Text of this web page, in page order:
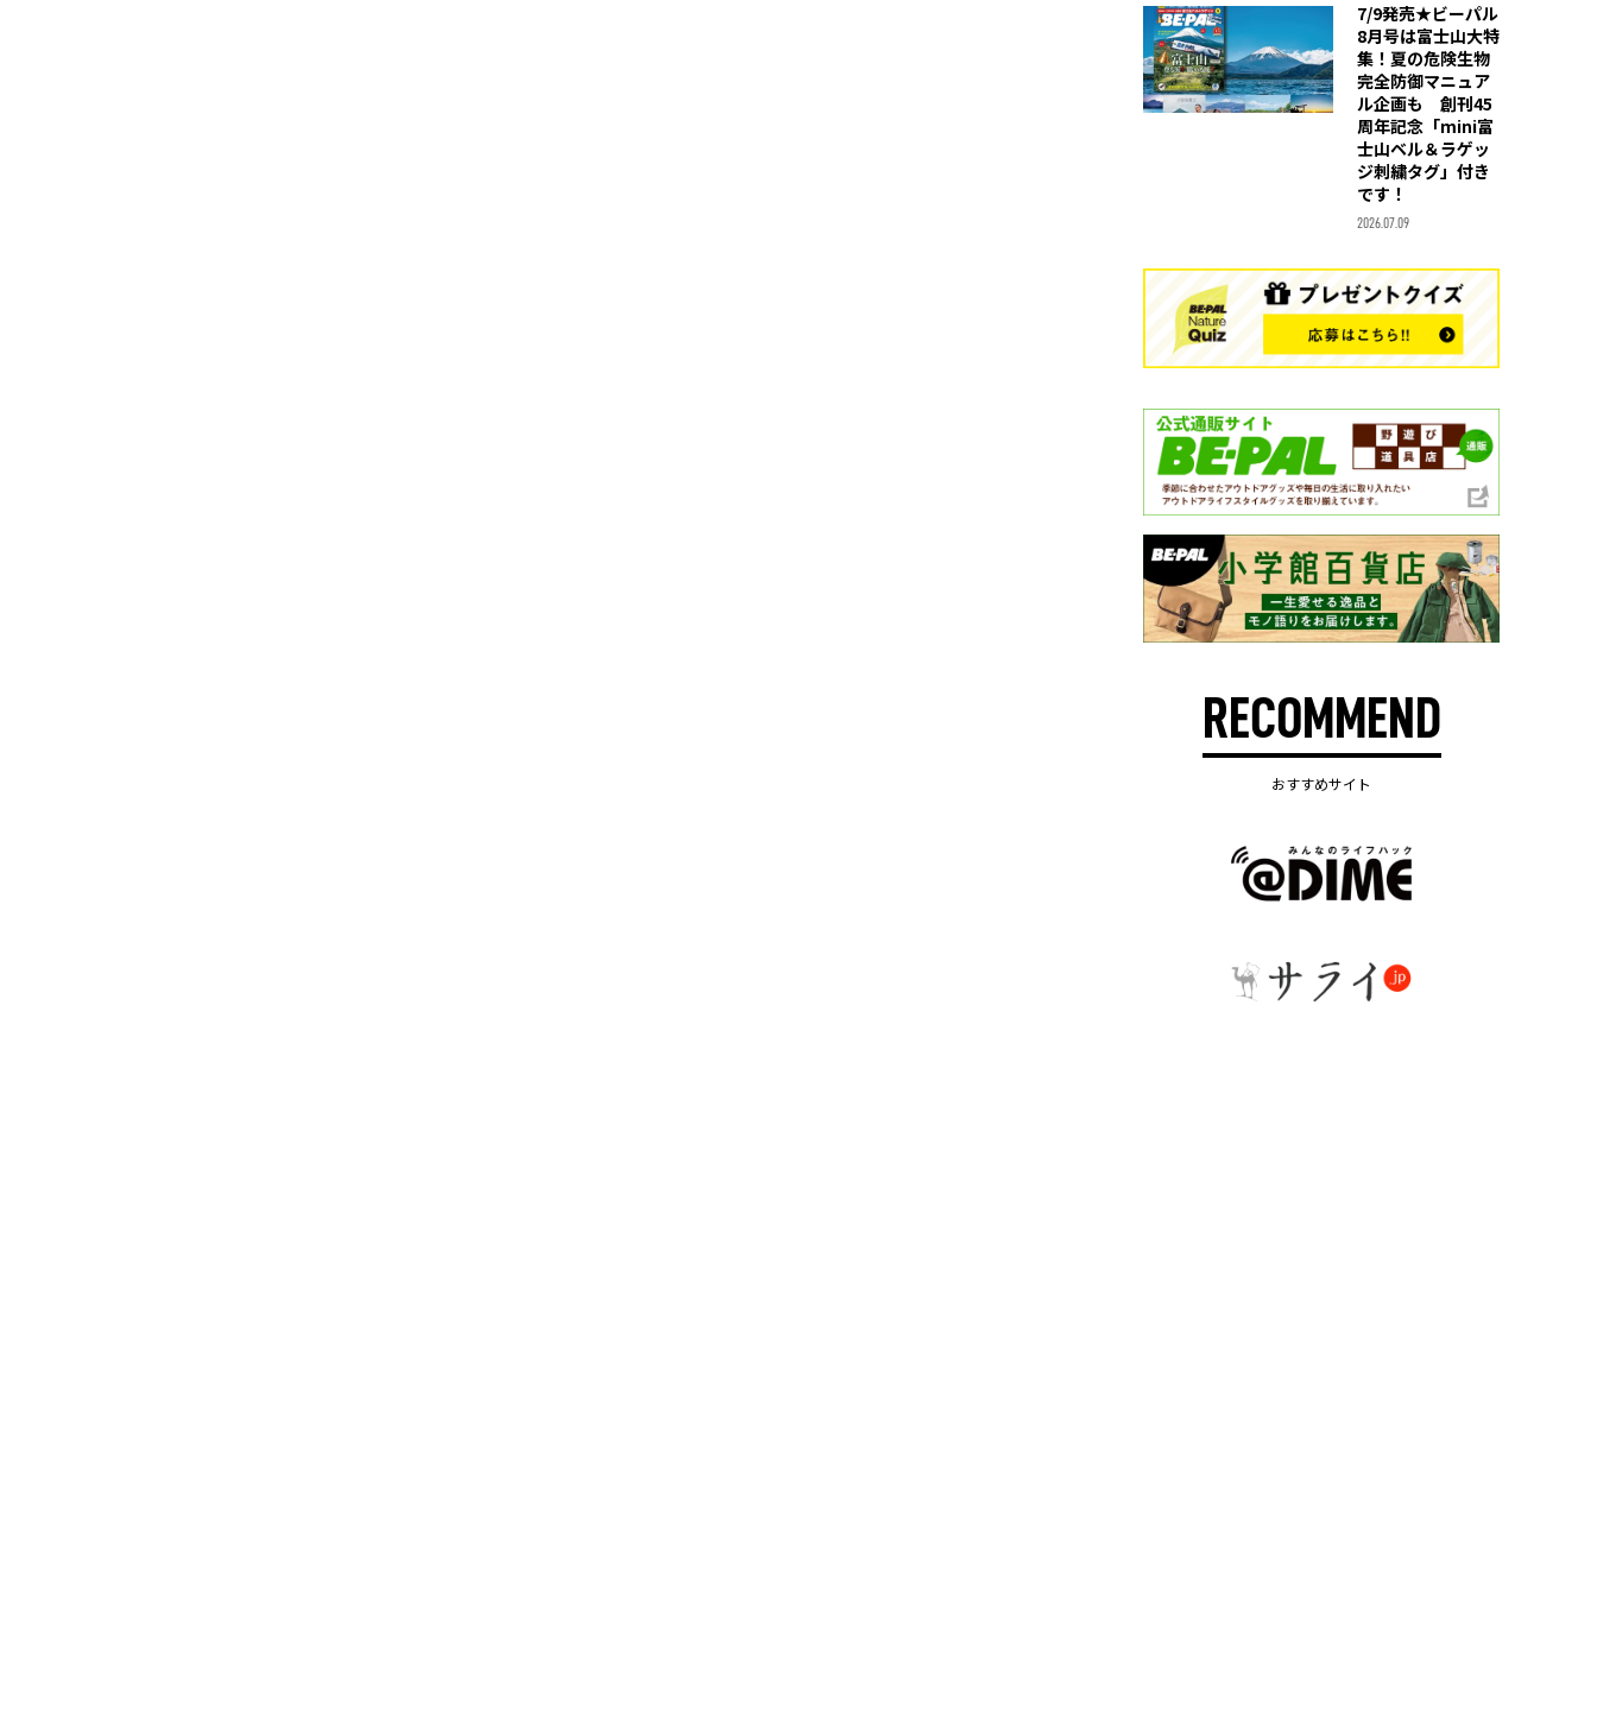
7/9発売★ビーパル
8月号は富士山大特
集！夏の危険生物
完全防御マニュア
ル企画も 創刊45
周年記念「mini富
士山ベル＆ラゲッ
ジ刺繍タグ」付き
です！
2026.07.09
RECOMMEND
おすすめサイト